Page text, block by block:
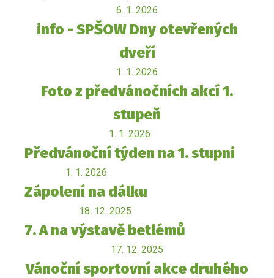
6. 1. 2026
info - SPŠOW Dny otevřených
dveří
1. 1. 2026
Foto z předvánočních akcí 1.
stupeň
1. 1. 2026
Předvánoční týden na 1. stupni
1. 1. 2026
Zápolení na dálku
18. 12. 2025
7. A na výstavě betlémů
17. 12. 2025
Vánoční sportovní akce druhého